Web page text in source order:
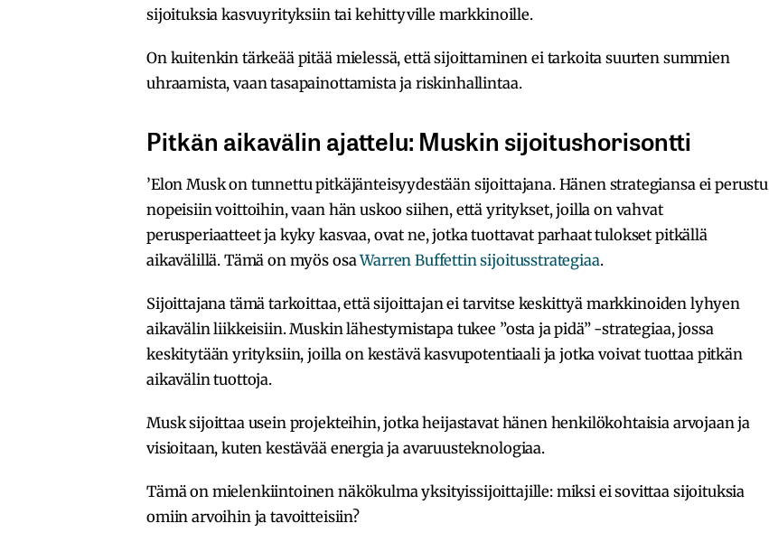
sijoituksia kasvuyrityksiin tai kehittyville markkinoille.
On kuitenkin tärkeää pitää mielessä, että sijoittaminen ei tarkoita suurten summien
uhraamista, vaan tasapainottamista ja riskinhallintaa.
Pitkän aikavälin ajattelu: Muskin sijoitushorisontti
’Elon Musk on tunnettu pitkäjänteisyydestään sijoittajana. Hänen strategiansa ei perustu
nopeisiin voittoihin, vaan hän uskoo siihen, että yritykset, joilla on vahvat
perusperiaatteet ja kyky kasvaa, ovat ne, jotka tuottavat parhaat tulokset pitkällä
aikavälillä. Tämä on myös osaWarren Buffettin sijoitusstrategiaa.
Sijoittajana tämä tarkoittaa, että sijoittajan ei tarvitse keskittyä markkinoiden lyhyen
aikavälin liikkeisiin. Muskin lähestymistapa tukee ”osta ja pidä” -strategiaa, jossa
keskitytään yrityksiin, joilla on kestävä kasvupotentiaali ja jotka voivat tuottaa pitkän
aikavälin tuottoja.
Musk sijoittaa usein projekteihin, jotka heijastavat hänen henkilökohtaisia arvojaan ja
visioitaan, kuten kestävää energia ja avaruusteknologiaa.
Tämä on mielenkiintoinen näkökulma yksityissijoittajille: miksi ei sovittaa sijoituksia
omiin arvoihin ja tavoitteisiin?